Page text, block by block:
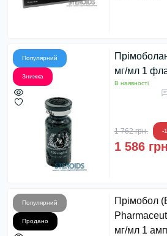
Популярний
Знижка
мг/мл 1
В наявності
1 762 грн. -
1 586
Популярний
Продано
Прімобол
мг/мл 1